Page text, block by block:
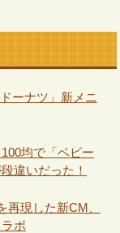
ーナツ」新メニ
均で「ベビー
違いだった！
現した新CM、
ボ